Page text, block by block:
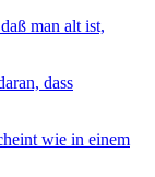
man alt ist,
dass
wie in einem